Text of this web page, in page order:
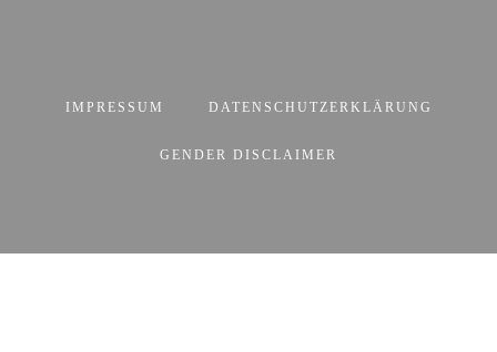
IMPRESSUM DATENSCHUTZERKLÄRUNG
GENDER DISCLAIMER